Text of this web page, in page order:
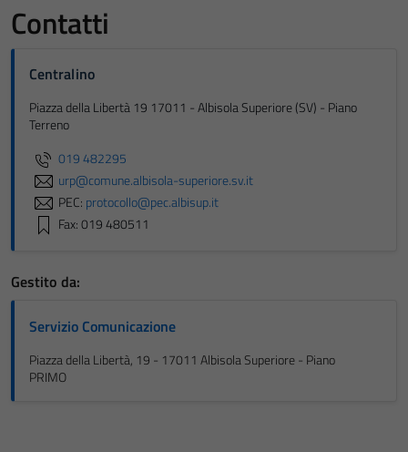
Contatti
Centralino
Piazza della Libertà 19 17011 - Albisola Superiore (SV) - Piano
Terreno
019 482295
urp@comune.albisola-superiore.sv.it
PEC: protocollo@pec.albisup.it
Fax: 019 480511
Gestito da:
Servizio Comunicazione
Piazza della Libertà, 19 - 17011 Albisola Superiore - Piano
PRIMO